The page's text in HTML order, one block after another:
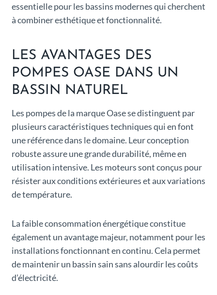
essentielle pour les bassins modernes qui cherchent
à combiner esthétique et fonctionnalité.
LES AVANTAGES DES
POMPES OASE DANS UN
BASSIN NATUREL
Les pompes de la marque Oase se distinguent par
plusieurs caractéristiques techniques qui en font
une référence dans le domaine. Leur conception
robuste assure une grande durabilité, même en
utilisation intensive. Les moteurs sont conçus pour
résister aux conditions extérieures et aux variations
de température.
La faible consommation énergétique constitue
également un avantage majeur, notamment pour les
installations fonctionnant en continu. Cela permet
de maintenir un bassin sain sans alourdir les coûts
d’électricité.